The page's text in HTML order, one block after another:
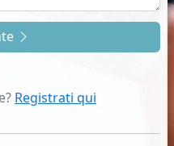
Registrati qui